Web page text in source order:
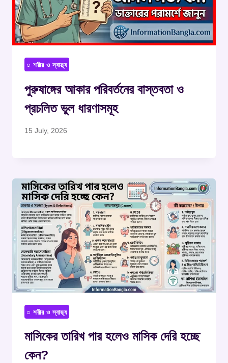
○ শরীর ও স্বাস্থ্য
পুরুষাঙ্গের আকার পরিবর্তনের বাস্তবতা ও
প্রচলিত ভুল ধারণাসমূহ
15 July, 2026
○ শরীর ও স্বাস্থ্য
মাসিকের তারিখ পার হলেও মাসিক দেরি হচ্ছে
কেন?